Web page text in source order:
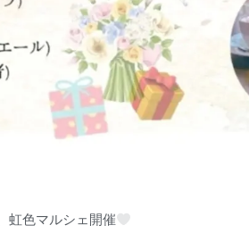
虹色マルシェ開催